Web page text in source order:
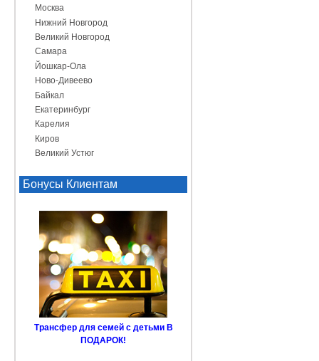
Москва
Нижний Новгород
Великий Новгород
Самара
Йошкар-Ола
Ново-Дивеево
Байкал
Екатеринбург
Карелия
Киров
Великий Устюг
Бонусы Клиентам
Трансфер для семей с детьми В
ПОДАРОК!